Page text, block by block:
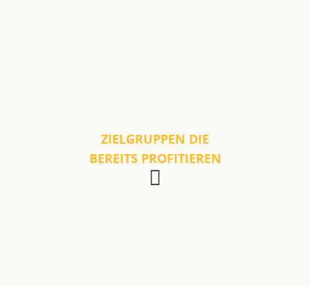
ZIELGRUPPEN DIE
BEREITS PROFITIEREN